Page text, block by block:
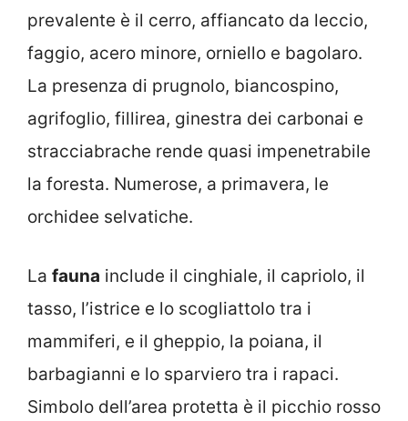
prevalente è il cerro, affiancato da leccio,
faggio, acero minore, orniello e bagolaro.
La presenza di prugnolo, biancospino,
agrifoglio, fillirea, ginestra dei carbonai e
stracciabrache rende quasi impenetrabile
la foresta. Numerose, a primavera, le
orchidee selvatiche.
La fauna include il cinghiale, il capriolo, il
tasso, l’istrice e lo scogliattolo tra i
mammiferi, e il gheppio, la poiana, il
barbagianni e lo sparviero tra i rapaci.
Simbolo dell’area protetta è il picchio rosso